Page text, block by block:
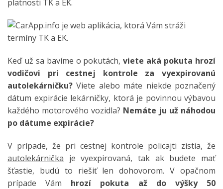
platnosti TK a EK.
Keď už sa bavíme o pokutách,viete aká pokuta hrozí
vodičovi pri cestnej kontrole za vyexpirovanú
autolekárničku? Viete alebo máte niekde poznačený
dátum expirácie lekárničky, ktorá je povinnou výbavou
každého motorového vozidla? Nemáte ju už náhodou
po dátume expirácie?
V prípade, že pri cestnej kontrole policajti zistia, že
autolekárnička je vyexpirovaná, tak ak budete mať
šťastie, budú to riešiť len dohovorom. V opačnom
prípade Vám hrozí pokuta až do výšky 50